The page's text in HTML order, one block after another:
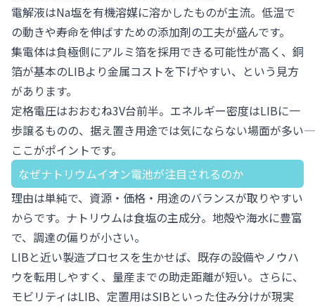
電解液はNa塩を有機溶媒に溶かしたものが主流。低温で
の動きや寿命を伸ばすための添加剤の工夫が盛んです。
集電体は負極側にアルミ箔を採用できる可能性が高く、銅
箔が基本のLIBより金属コストを下げやすい、という見方
があります。
定格電圧はおおむね3V台前半。エネルギー密度はLIBに一
歩譲るものの、据え置き用途では気にならない場面が多い――
ここがポイントです。
なぜナトリウムイオン電池が注目されるのか
理由は単純で、資源・価格・用途のバランスが取りやすい
からです。ナトリウムは食塩の主成分。地殻や海水に豊富
で、調達の偏りが小さい。
LIBと近い製造プロセスを生かせば、既存の設備やノウハ
ウを転用しやすく、量産までの助走距離が短い。さらに、
モビリティはLIB、定置用はSIBといった住み分けが現実